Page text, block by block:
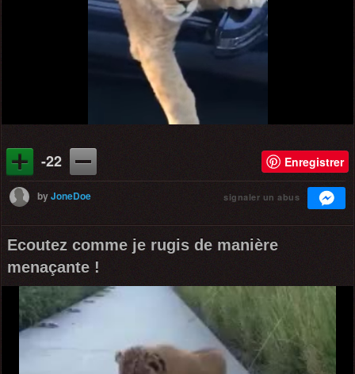
-22 Enregistrer
byJoneDoe signaler un abus
Ecoutez comme je rugis de manière
menaçante !